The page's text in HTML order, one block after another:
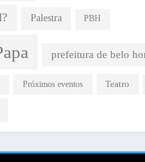
Palestra PBH
prefeitura de belo
Próximos eventos Teatro